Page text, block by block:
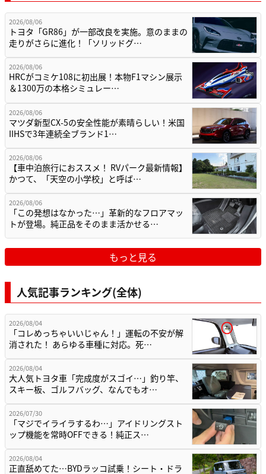
2026/08/06
トヨタ「GR86」が一部改良を実施。意のままの
走りがさらに進化！「ソリッドグ…
2026/08/06
HRCがコミケ108に初出展！本物F1マシン展示
＆1300万の本格シミュレー…
2026/08/06
マツダ新型CX-5の安全性能が素晴らしい！米国
IIHSで3年連続全ブランド1…
2026/08/06
【車中泊旅行におススメ！ RVパーク最新情報】
かつて、「天空の小学校」と呼ば…
2026/08/06
「この発想はなかった…」革新的なフロアマッ
トが登場。純正品をそのまま活かせる…
もっと見る
人気記事ランキング(全体)
2026/08/04
「コレめっちゃいいじゃん！」運転の不安が解
消された！ あらゆる車種に対応。死…
2026/08/04
大人気トヨタ車「完成度がスゴイ…」釣り竿、
スキー板、ゴルフバッグ、なんでもオ…
2026/07/30
「マジでイライラするわ…」アイドリングスト
ップ機能を常時OFFできる！純正ス…
2026/08/04
正直舐めてた…BYDラッコ試乗！シート・ドラ